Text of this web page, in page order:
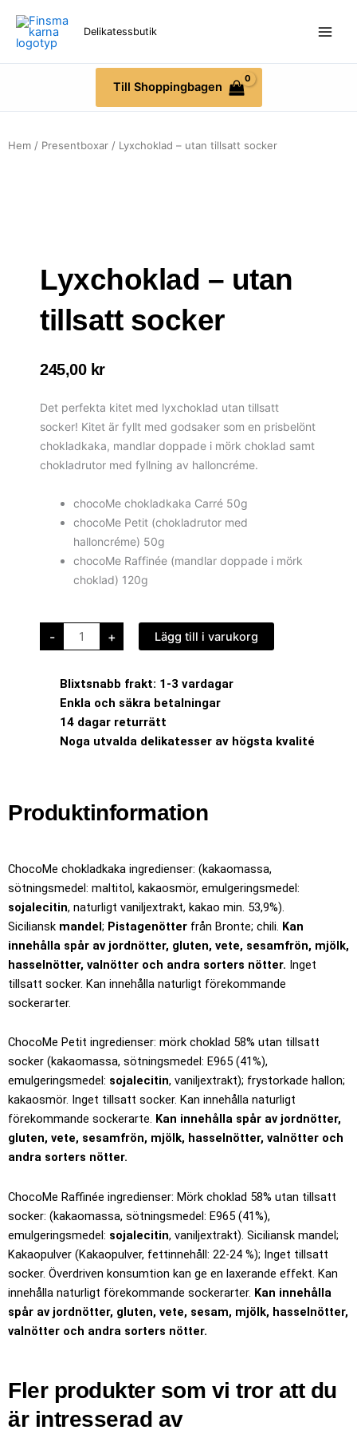
innehåll
Delikatessbutik
Till Shoppingbagen
Hem / Presentboxar / Lyxchoklad – utan tillsatt socker
Lyxchoklad – utan
tillsatt socker
245,00 kr
Det perfekta kitet med lyxchoklad utan tillsatt
socker! Kitet är fyllt med godsaker som en prisbelönt
chokladkaka, mandlar doppade i mörk choklad samt
chokladrutor med fyllning av halloncréme.
chocoMe chokladkaka Carré 50g
chocoMe Petit (chokladrutor med
halloncréme) 50g
chocoMe Raffinée (mandlar doppade i mörk
choklad) 120g
-
Lyxchoklad
utan
mängd
+ Lägg till i varukorg
Blixtsnabb frakt: 1-3 vardagar
Enkla och säkra betalningar
14 dagar returrätt
Noga utvalda delikatesser av högsta kvalité
Produktinformation
ChocoMe chokladkaka ingredienser: (kakaomassa,
sötningsmedel: maltitol, kakaosmör, emulgeringsmedel:
sojalecitin, naturligt vaniljextrakt, kakao min. 53,9%).
Siciliansk mandel; Pistagenötter från Bronte; chili. Kan
innehålla spår av jordnötter, gluten, vete, sesamfrön, mjölk,
hasselnötter, valnötter och andra sorters nötter. Inget
tillsatt socker. Kan innehålla naturligt förekommande
sockerarter.
ChocoMe Petit ingredienser: mörk choklad 58% utan tillsatt
socker (kakaomassa, sötningsmedel: E965 (41%),
emulgeringsmedel: sojalecitin, vaniljextrakt); frystorkade hallon;
kakaosmör. Inget tillsatt socker. Kan innehålla naturligt
förekommande sockerarte. Kan innehålla spår av jordnötter,
gluten, vete, sesamfrön, mjölk, hasselnötter, valnötter och
andra sorters nötter.
ChocoMe Raffinée ingredienser: Mörk choklad 58% utan tillsatt
socker: (kakaomassa, sötningsmedel: E965 (41%),
emulgeringsmedel: sojalecitin, vaniljextrakt). Siciliansk mandel;
Kakaopulver (Kakaopulver, fettinnehåll: 22-24 %); Inget tillsatt
socker. Överdriven konsumtion kan ge en laxerande effekt. Kan
innehålla naturligt förekommande sockerarter. Kan innehålla
spår av jordnötter, gluten, vete, sesam, mjölk, hasselnötter,
valnötter och andra sorters nötter.
Fler produkter som vi tror att du
är intresserad av